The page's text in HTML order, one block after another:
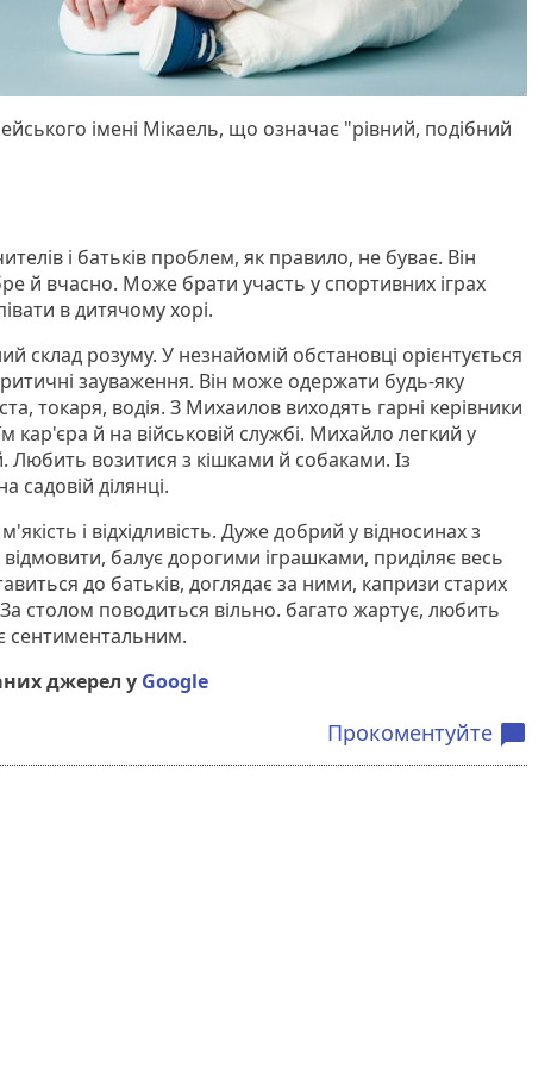
імені Мікаель, що означає "рівний, подібний
і батьків проблем, як правило, не буває. Він
й вчасно. Може брати участь у спортивних іграх
в дитячому хорі.
склад розуму. У незнайомій обстановці орієнтується
зауваження. Він може одержати будь-яку
токаря, водія. З Михаилов виходять гарні керівники
кар'єра й на військовій службі. Михайло легкий у
Любить возитися з кішками й собаками. Із
садовій ділянці.
і відхідливість. Дуже добрий у відносинах з
балує дорогими іграшками, приділяє весь
до батьків, доглядає за ними, капризи старих
столом поводиться вільно. багато жартує, любить
сентиментальним.
джерел у Google
Прокоментуйте chat_bubble